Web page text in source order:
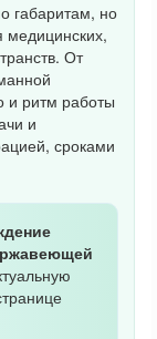
габаритам, но
медицинских,
От
и ритм работы
и
сроками